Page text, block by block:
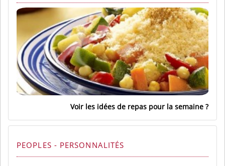
Voir les idées de repas pour la semaine
PEOPLES - PERSONNALITÉS